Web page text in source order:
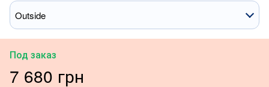
Outside
Под заказ
7 680 грн